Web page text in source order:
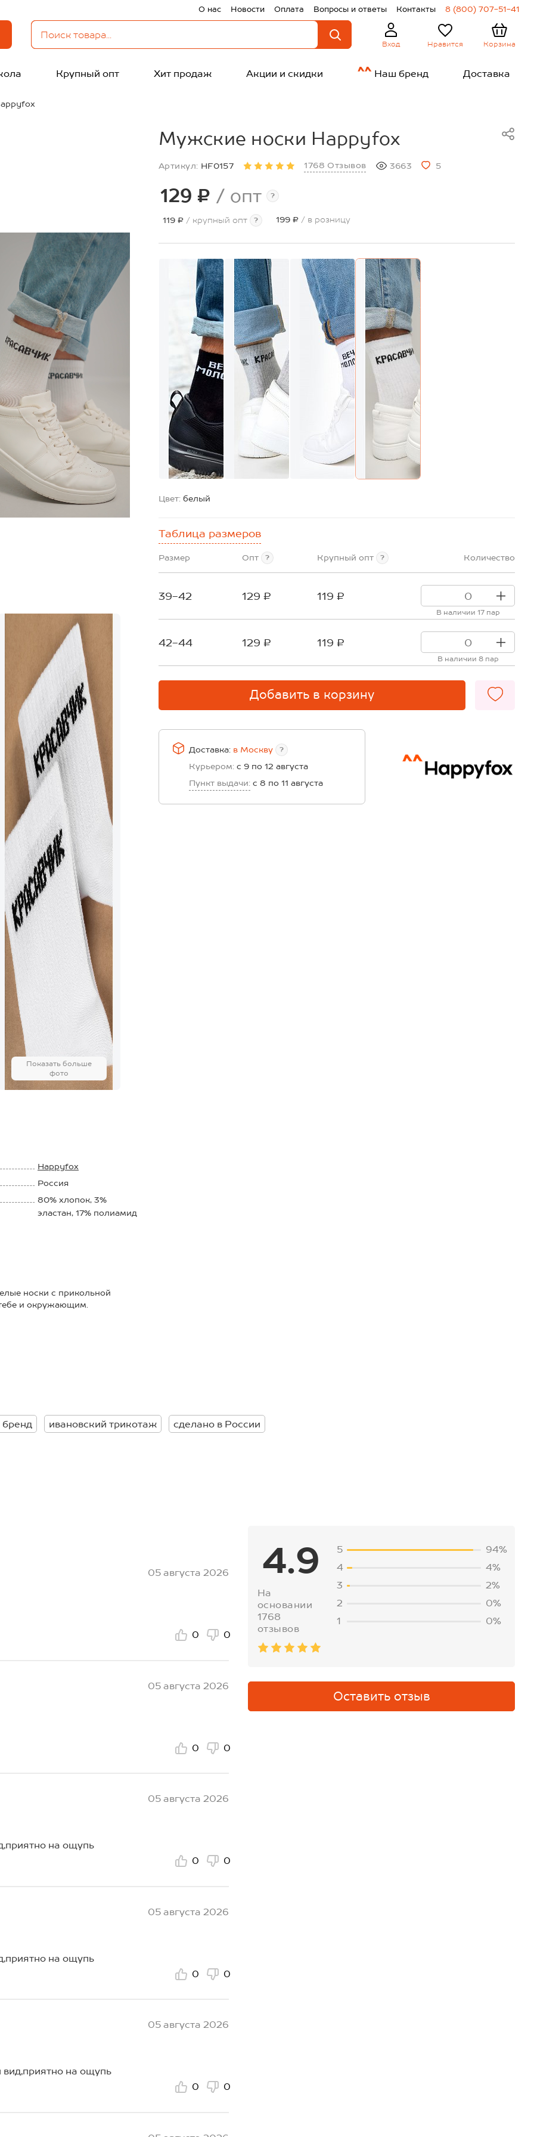
О нас Новости Оплата Вопросы и ответы Контакты 8 (800) 707-51-41
Вход Нравится Корзина
Крупный опт Хит продаж Акции и скидки Наш бренд Доставка
Показать больше
фото
Мужские носки Happyfox
Артикул: HF0157 1768 Отзывов 3663 5
129 ₽ / опт ?
119 ₽ / крупный опт ? 199 ₽ / в розницу
Цвет: белый
Таблица размеров
Размер Опт ? Крупный опт ? Количество
39-42 129 ₽ 119 ₽
В наличии 17 пар
42-44 129 ₽ 119 ₽
В наличии 8 пар
Добавить в корзину
Доставка: в Москву ?
Курьером: с 9 по 12 августа
Пункт выдачи: с 8 по 11 августа
Happyfox
Россия
80% хлопок, 3%
эластан, 17% полиамид
носки с прикольной
и окружающим.
ивановский трикотаж сделано в России
4.9
На
основании
1768
отзывов
5
94%
4
4%
3
2%
2
0%
1
0%
Оставить отзыв
05 августа 2026
0 0
05 августа 2026
0 0
05 августа 2026
на ощупь
0
0
05 августа 2026
на ощупь
0
0
05 августа 2026
на ощупь
0
0